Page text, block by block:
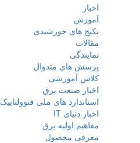
اخبار
آموزش
پکیج های خورشیدی
مقالات
نمایندگی
پرسش های متدوال
کلاس آموزشی
اخبار صنعت برق
استاندارد های ملی فتوولتاییک
اخبار دنیای IT
مفاهیم اولیه برق
معرفی محصول